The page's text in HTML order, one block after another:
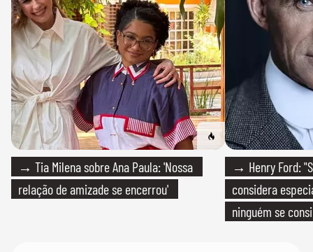
→ Tia Milena sobre Ana Paula: 'Nossa
relação de amizade se encerrou'
→ Henry Ford:
considera
ninguém se